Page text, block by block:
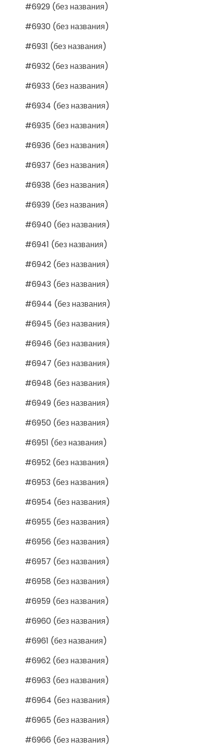
#6929 (без названия)
#6930 (без названия)
#6931 (без названия)
#6932 (без названия)
#6933 (без названия)
#6934 (без названия)
#6935 (без названия)
#6936 (без названия)
#6937 (без названия)
#6938 (без названия)
#6939 (без названия)
#6940 (без названия)
#6941 (без названия)
#6942 (без названия)
#6943 (без названия)
#6944 (без названия)
#6945 (без названия)
#6946 (без названия)
#6947 (без названия)
#6948 (без названия)
#6949 (без названия)
#6950 (без названия)
#6951 (без названия)
#6952 (без названия)
#6953 (без названия)
#6954 (без названия)
#6955 (без названия)
#6956 (без названия)
#6957 (без названия)
#6958 (без названия)
#6959 (без названия)
#6960 (без названия)
#6961 (без названия)
#6962 (без названия)
#6963 (без названия)
#6964 (без названия)
#6965 (без названия)
#6966 (без названия)